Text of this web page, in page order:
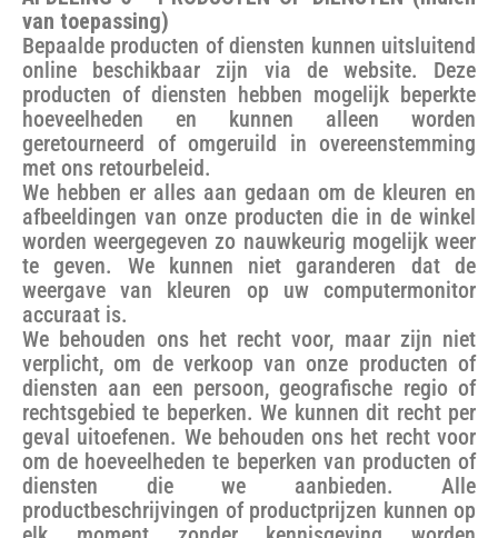
van toepassing)
Bepaalde producten of diensten kunnen uitsluitend
online beschikbaar zijn via de website. Deze
producten of diensten hebben mogelijk beperkte
hoeveelheden en kunnen alleen worden
geretourneerd of omgeruild in overeenstemming
met ons retourbeleid.
We hebben er alles aan gedaan om de kleuren en
afbeeldingen van onze producten die in de winkel
worden weergegeven zo nauwkeurig mogelijk weer
te geven. We kunnen niet garanderen dat de
weergave van kleuren op uw computermonitor
accuraat is.
We behouden ons het recht voor, maar zijn niet
verplicht, om de verkoop van onze producten of
diensten aan een persoon, geografische regio of
rechtsgebied te beperken. We kunnen dit recht per
geval uitoefenen. We behouden ons het recht voor
om de hoeveelheden te beperken van producten of
diensten die we aanbieden. Alle
productbeschrijvingen of productprijzen kunnen op